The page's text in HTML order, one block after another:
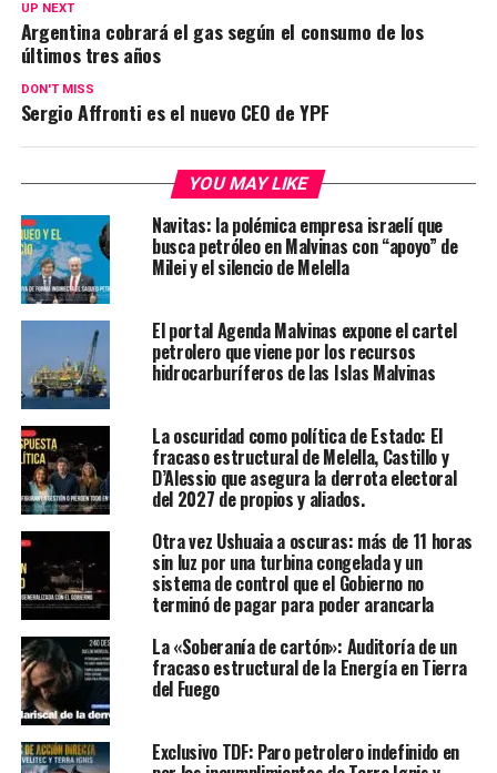
UP NEXT
Argentina cobrará el gas según el consumo de los
últimos tres años
DON'T MISS
Sergio Affronti es el nuevo CEO de YPF
YOU MAY LIKE
Navitas: la polémica empresa israelí que
busca petróleo en Malvinas con “apoyo” de
Milei y el silencio de Melella
El portal Agenda Malvinas expone el cartel
petrolero que viene por los recursos
hidrocarburíferos de las Islas Malvinas
La oscuridad como política de Estado: El
fracaso estructural de Melella, Castillo y
D’Alessio que asegura la derrota electoral
del 2027 de propios y aliados.
Otra vez Ushuaia a oscuras: más de 11 horas
sin luz por una turbina congelada y un
sistema de control que el Gobierno no
terminó de pagar para poder arancarla
La «Soberanía de cartón»: Auditoría de un
fracaso estructural de la Energía en Tierra
del Fuego
Exclusivo TDF: Paro petrolero indefinido en